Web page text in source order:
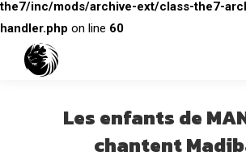
the7/inc/mods/archive-ext/class-the7-
handler.php on line 60
Les enfants de
chantent